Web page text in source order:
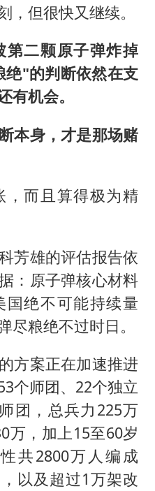
，但很快又继续。
第二颗原子弹炸掉
"的判断依然在支
有机会。
本身，才是那场赌
，而且算得极为精
芳雄的评估报告依
：原子弹核心材料
国绝不可能持续量
尽粮绝不过时日。
方案正在加速推进
个师团、22个独立
团，总兵力225万
万，加上15至60岁
共2800万人编成
以及超过1万架改